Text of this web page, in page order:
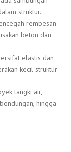
struktur.
rembesan
beton dan
elastis dan
kecil struktur
tangki air,
hingga